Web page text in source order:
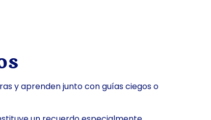
y aprenden junto con guías ciegos o